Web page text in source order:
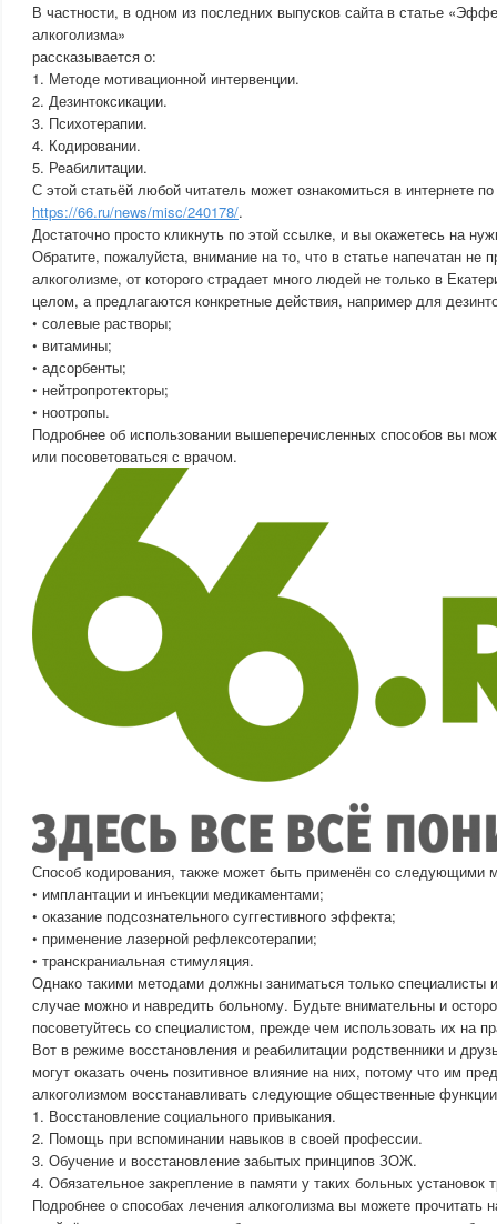
В частности, в одном из последних выпусков сайта в статье
алкоголизма»
рассказывается о:
1. Методе мотивационной интервенции.
2. Дезинтоксикации.
3. Психотерапии.
4. Кодировании.
5. Реабилитации.
С этой статьёй любой читатель может ознакомиться в интернете
https://66.ru/news/misc/240178/.
Достаточно просто кликнуть по этой ссылке, и вы окажетесь на
Обратите, пожалуйста, внимание на то, что в статье напечатан не
алкоголизме, от которого страдает много людей не только в
целом, а предлагаются конкретные действия, например для
• солевые растворы;
• витамины;
• адсорбенты;
• нейтропротекторы;
• ноотропы.
Подробнее об использовании вышеперечисленных способов вы
или посоветоваться с врачом.
Способ кодирования, также может быть применён со следующими
• имплантации и инъекции медикаментами;
• оказание подсознательного суггестивного эффекта;
• применение лазерной рефлексотерапии;
• транскраниальная стимуляция.
Однако такими методами должны заниматься только специалисты
случае можно и навредить больному. Будьте внимательны и
посоветуйтесь со специалистом, прежде чем использовать их на
Вот в режиме восстановления и реабилитации родственники и
могут оказать очень позитивное влияние на них, потому что им
алкоголизмом восстанавливать следующие общественные
1. Восстановление социального привыкания.
2. Помощь при вспоминании навыков в своей профессии.
3. Обучение и восстановление забытых принципов ЗОЖ.
4. Обязательное закрепление в памяти у таких больных установок
Подробнее о способах лечения алкоголизма вы можете прочитать